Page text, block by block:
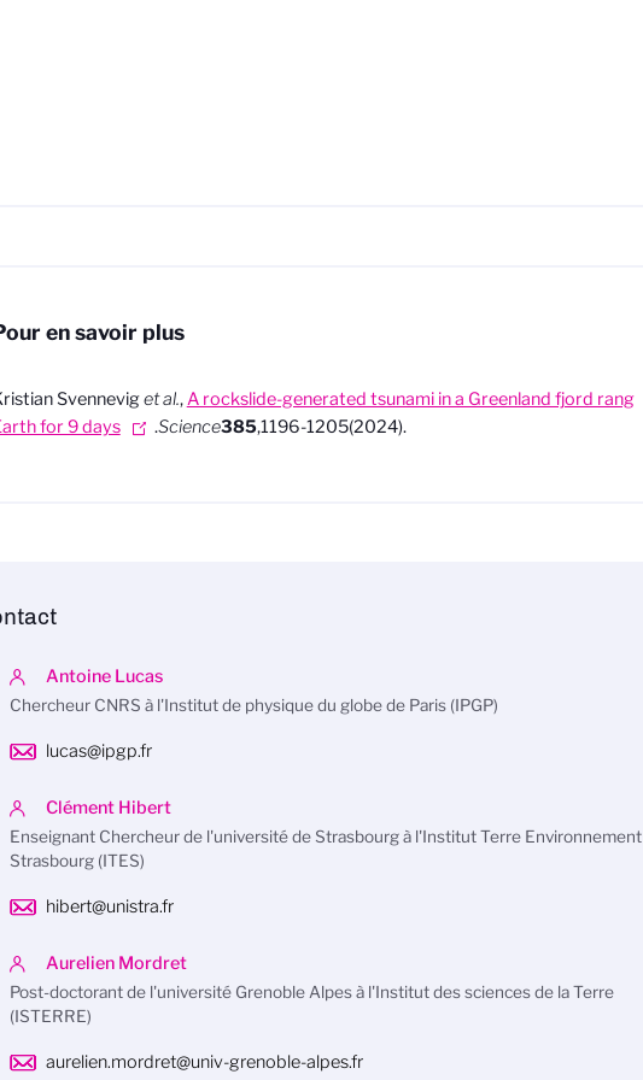
en savoir plus
Svenneviget al.,A rockslide-generated tsunami in a Greenland fjord rang
for 9 days
.Science385,1196-1205(2024).
Antoine Lucas
Chercheur CNRS à l'Institut de physique du globe de Paris (IPGP)
lucas@ipgp.fr
Clément Hibert
Enseignant Chercheur de l'université de Strasbourg à l'Institut Terre Environnement
Strasbourg (ITES)
hibert@unistra.fr
Aurelien Mordret
Post-doctorant de l'université Grenoble Alpes à l'Institut des sciences de la Terre
(ISTERRE)
aurelien.mordret@univ-grenoble-alpes.fr